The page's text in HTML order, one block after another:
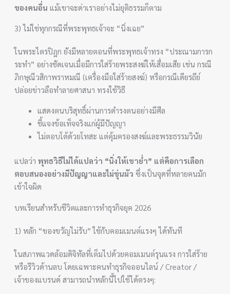
ของคนอื่น แม้เขาจะด่าเราอย่างไม่ยุติธรรมก็ตาม
3) ไม่ใช่ทุกกรณีที่พระพุทธเจ้าจะ “นิ่งเฉย”
ในพระไตรปิฎก ยังมีหลายตอนที่พระพุทธเจ้าทรง “ประณามการก
ระทำ” อย่างชัดเจนเมื่อมีการใส่ร้ายพระสงฆ์ให้เสื่อมเสีย เช่น กรณี
ภิกษุณีวสิกาพราหมณี (เครื่องมือใส่ร้ายสงฆ์) หรือกรณีเดียรถีย์
ปล่อยข่าวลือทำลายศาสนา ทรงใช้วิธี
แสดงตนบริสุทธิ์ผ่านการดำรงตนอย่างมีศีล
ชี้แจงข้อเท็จจริงแก่ผู้มีปัญญา
ไม่ตอบโต้ด้วยโทสะ แต่คุ้มครองสงฆ์และพระธรรมวินัย
แปลว่าพุทธวิธีไม่ได้แปลว่า “นิ่งให้เขาย่ำ” แต่คือการเลือก
ตอบสนองอย่างมีปัญญาและไม่ขุ่นมัว ซึ่งเป็นจุดที่หลายคนมัก
เข้าใจผิด
บทเรียนสำหรับชีวิตและการทำธุรกิจยุค 2026
1) หลัก “ของขวัญไม่รับ” ใช้กับคอมเมนต์แรงๆ ได้ทันที
ในสภาพแวดล้อมดิจิทัลที่เต็มไปด้วยคอมเมนต์รุนแรง การใส่ร้าย
หรือรีวิวด้านลบ โดยเฉพาะคนทำธุรกิจออนไลน์ / Creator /
เจ้าของแบรนด์ สามารถนำหลักนี้ไปใช้ได้ตรงๆ: